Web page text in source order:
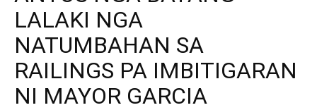
LALAKI NGA
NATUMBAHAN SA
RAILINGS PA IMBITIGARAN
NI MAYOR GARCIA